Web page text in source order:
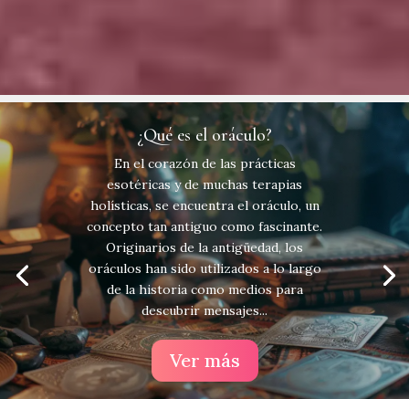
¿Qué es el oráculo?
En el corazón de las prácticas
esotéricas y de muchas terapias
holísticas, se encuentra el oráculo, un
concepto tan antiguo como fascinante.
Originarios de la antigüedad, los
oráculos han sido utilizados a lo largo
de la historia como medios para
descubrir mensajes...
Ver más